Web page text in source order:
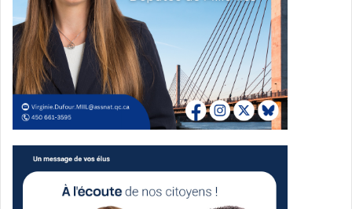
Laval en mai.
Une fête inclusive à Vimont
Parmi les célébrations locales, la SNQ Laval souligne la
tenue d’une fête présentée comme la seule célébration
l’Association des personnes vivant avec une surdité de
Laval, elle aura lieu le 24 juin dès 12 h au parc Prévost,
dans le quartier Vimont.